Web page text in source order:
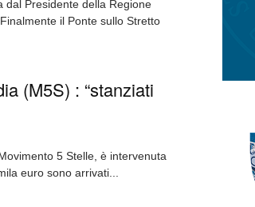
dal Presidente della Regione
il Ponte sullo Stretto
(M5S) : “stanziati
5 Stelle, è intervenuta
euro sono arrivati...